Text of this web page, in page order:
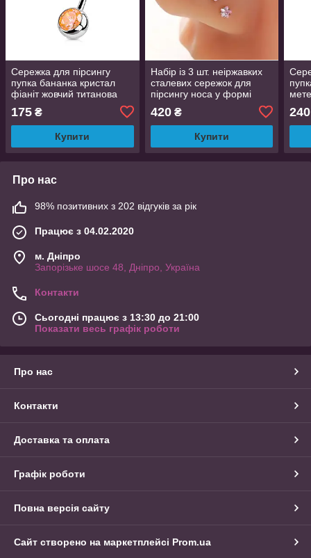
Сережка для пірсингу
пупка бананка кристал
фіаніт жовчий титанова
хірургічна сталь Liresmina
Jewelry
175 ₴
Купити
Набір із 3 шт. неіржавких
сталевих сережок для
пірсингу носа у формі
рожевим кристалом
420₴
Купити
240
Про нас
98% позитивних з 202 відгуків за рік
Працює з 04.02.2020
м. Дніпро
Запорізьке шосе 48, Дніпро, Україна
Контакти
Сьогодні працює з 13:30 до 21:00
Показати весь графік роботи
Про нас
Контакти
Доставка та оплата
Графік роботи
Повна версія сайту
Сайт створено на маркетплейсі Prom.ua